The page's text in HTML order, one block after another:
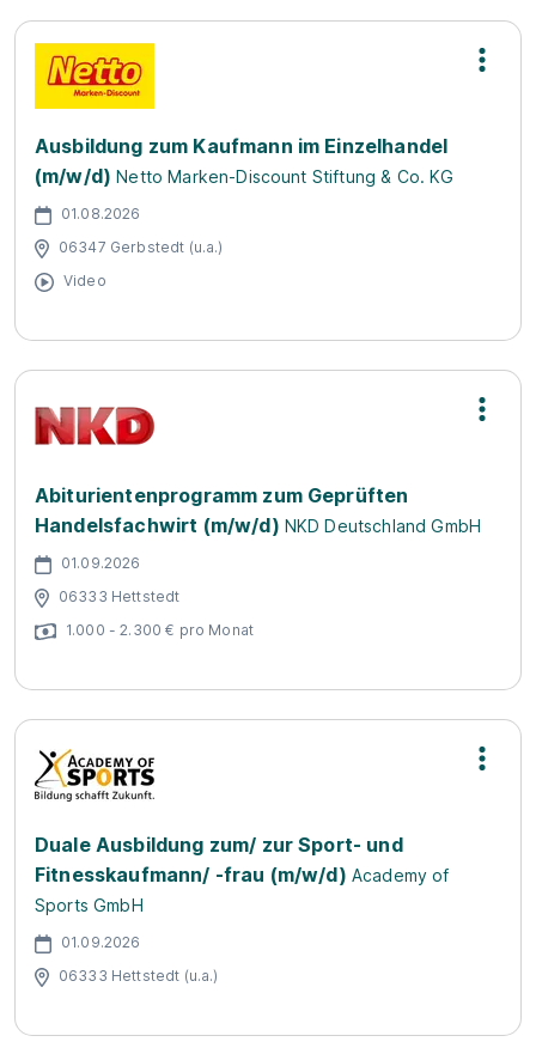
Ausbildung zum Kaufmann im Einzelhandel
(m/w/d) Netto Marken-Discount Stiftung & Co. KG
01.08.2026
06347 Gerbstedt (u.a.)
Video
Abiturientenprogramm zum Geprüften
Handelsfachwirt (m/w/d) NKD Deutschland GmbH
01.09.2026
06333 Hettstedt
1.000 - 2.300 € pro Monat
Duale Ausbildung zum/ zur Sport- und
Fitnesskaufmann/ -frau (m/w/d) Academy of
Sports GmbH
01.09.2026
06333 Hettstedt (u.a.)